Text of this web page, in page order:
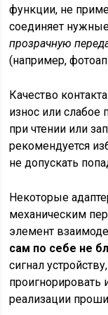
функции, не
соединяет
прозрачную
(например,
Качество
износ или слабое
при чтении или
рекомендуется
не допускать
Некоторые
механическим
элемент
сам по себе не
сигнал
проигнорировать
реализации